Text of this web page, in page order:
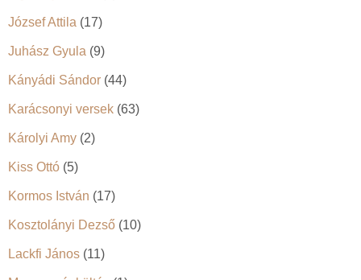
József Attila (17)
Juhász Gyula (9)
Kányádi Sándor (44)
Karácsonyi versek (63)
Károlyi Amy (2)
Kiss Ottó (5)
Kormos István (17)
Kosztolányi Dezső (10)
Lackfi János (11)